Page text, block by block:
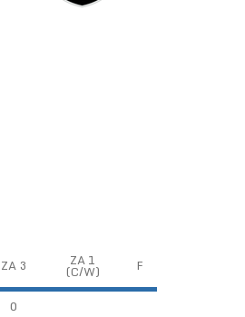
ZA 3 ZA 1
(C/W) F
0